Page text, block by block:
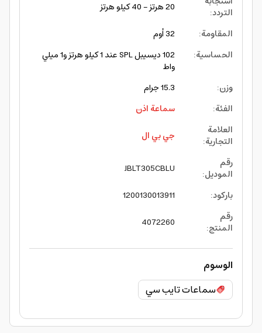
التردد:
20 هرتز – 40 كيلو هرتز
المقاومة:
32 أوم
الحساسية:
102 ديسيبل SPL عند 1 كيلو هرتز و1 ميلي
واط
وزن:
15.3 جرام
الفئة:
سماعة اذن
العلامة
التجارية:
جي بي ال
رقم
الموديل:
JBLT305CBLU
باركود:
1200130013911
رقم
المنتج:
4072260
الوسوم
سماعات تايب سي